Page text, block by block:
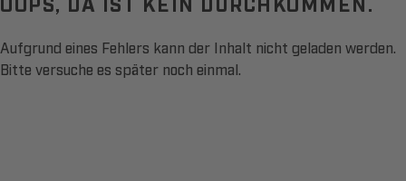
Aufgrund eines Fehlers kann der Inhalt nicht geladen werden.
Bitte versuche es später noch einmal.